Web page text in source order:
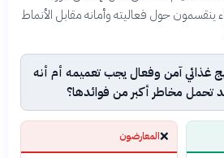
❌
ينقسمون حول فعاليته وأمانه مقابل الأنماط
غذائي آمن وفعال يجب تعميمه أم أنه
مخاطر أكبر من فوائدها؟
❌المعارضون